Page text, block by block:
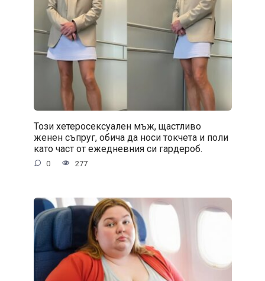
Този хетеросексуален мъж, щастливо
женен съпруг, обича да носи токчета и поли
като част от ежедневния си гардероб.
0 277